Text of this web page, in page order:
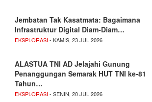
Jembatan Tak Kasatmata: Bagaimana
Infrastruktur Digital Diam-Diam…
EKSPLORASI- KAMIS, 23 JUL 2026
ALASTUA TNI AD Jelajahi Gunung
Penanggungan Semarak HUT TNI ke-81
Tahun…
EKSPLORASI- SENIN, 20 JUL 2026